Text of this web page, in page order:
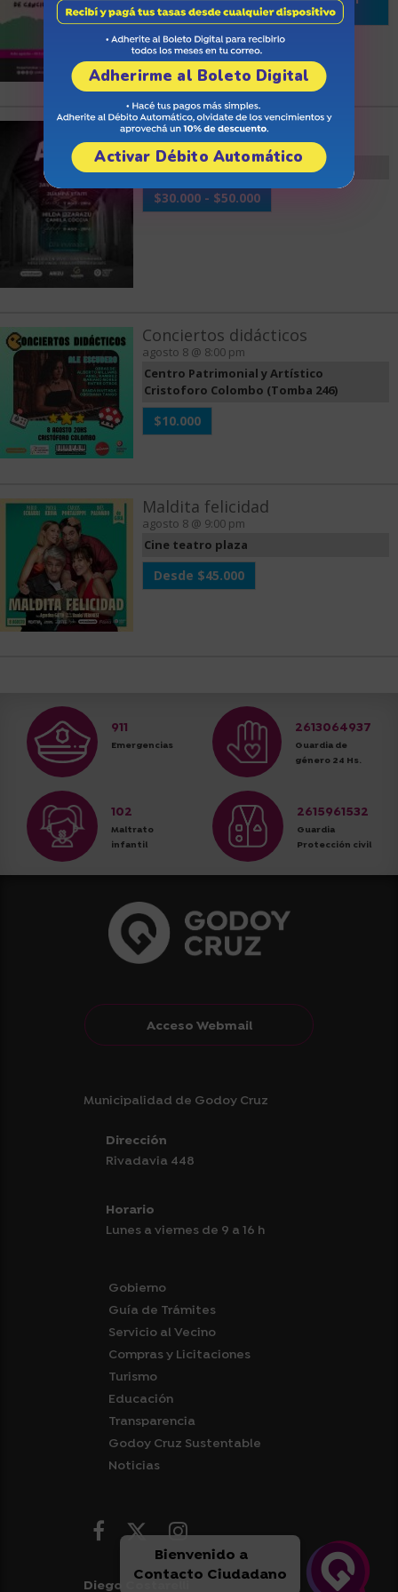
previa)
Arizu Vibras
agosto 8 @ 8:00 pm
Espacio Arizu (Belgrano 1322)
$30.000 - $50.000
Conciertos didácticos
agosto 8 @ 8:00 pm
Centro Patrimonial y Artístico
Cristoforo Colombo (Tomba 246)
$10.000
Maldita felicidad
agosto 8 @ 9:00 pm
Cine teatro plaza
Desde $45.000
911
Emergencias
2613064937
Guardia de
género 24 Hs.
102
Maltrato
infantil
2615961532
Guardia
Protección civil
Acceso Webmail
Municipalidad de Godoy Cruz
Dirección
Rivadavia 448
Horario
Lunes a viernes de 9 a 16 h
Gobierno
Guía de Trámites
Servicio al Vecino
Compras y Licitaciones
Turismo
Educación
Transparencia
Godoy Cruz Sustentable
Noticias
Diego Costarelli
Bienvenido a
Contacto Ciudadano
Adherirme al Boleto Digital
Activar Débito Automático